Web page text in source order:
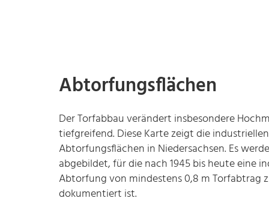
Abtorfungsflächen
Der Torfabbau verändert insbesondere
tiefgreifend. Diese Karte zeigt die industriellen
Abtorfungsflächen in Niedersachsen. Es
abgebildet, für die nach 1945 bis heute eine
Abtorfung von mindestens 0,8 m Torfabtrag
dokumentiert ist.